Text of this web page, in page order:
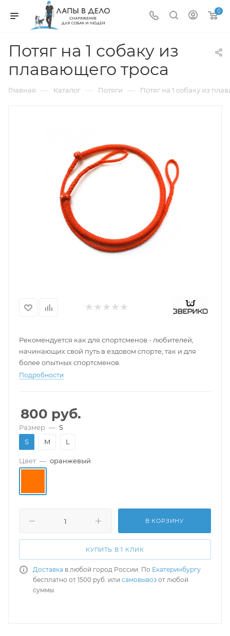
0
Потяг на 1 собаку из
плавающего троса
Главная — Каталог — Потяги — Потяг на 1 собаку из
Рекомендуется как для спортсменов - любителей,
начинающих свой путь в ездовом спорте, так и для
более опытных спортсменов.
Подробности
800 руб.
Размер — S
S
M L
Цвет — оранжевый
В КОРЗИНУ
КУПИТЬ В 1 КЛИК
Доставка в любой город России. По Екатеринбургу
бесплатно от 1500 руб. или самовывоз от любой
суммы.